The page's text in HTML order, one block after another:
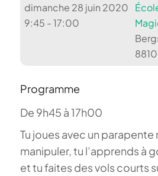
dimanche 28 juin 2020
9:45 - 17:00
Programme
De 9h45 à 17h00
Tu joues avec un
manipuler, tu l’apprends à
et tu faites des vols courts